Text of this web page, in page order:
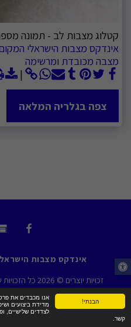
הבנתי!
אנו מכבדים את
מדידת ביצועים
לצדדים שלישיים,
קשר.
קטלוג מצבות לב - תמונה מספר
אינדקס מצבות הישראלי
מצבה מכובדת ומרשימה
צפה בגלריה המלאה
אינדקס מצבות
זכויות יוצרים © 2026 כל הזכויות שמורות -
תנאי שימוש|